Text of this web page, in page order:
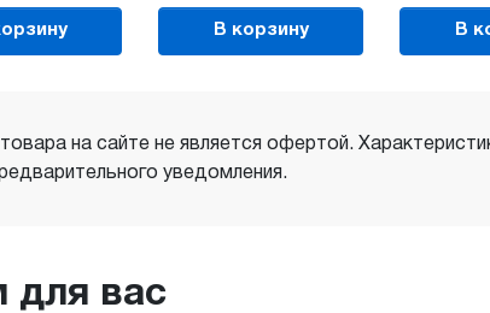
В корзину В
на сайте не является офертой.
уведомления.
для вас